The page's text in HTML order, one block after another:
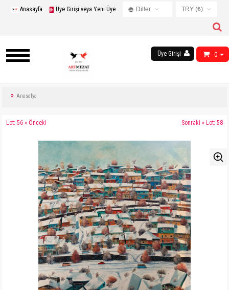
TRY (₺)
TRY (₺)
Diller
Russian
Anasayfa Üye Girişi veya Yeni Üye
- 0
Üye Girişi
Anasafya
Lot: 56 « Önceki Sonraki » Lot: 58